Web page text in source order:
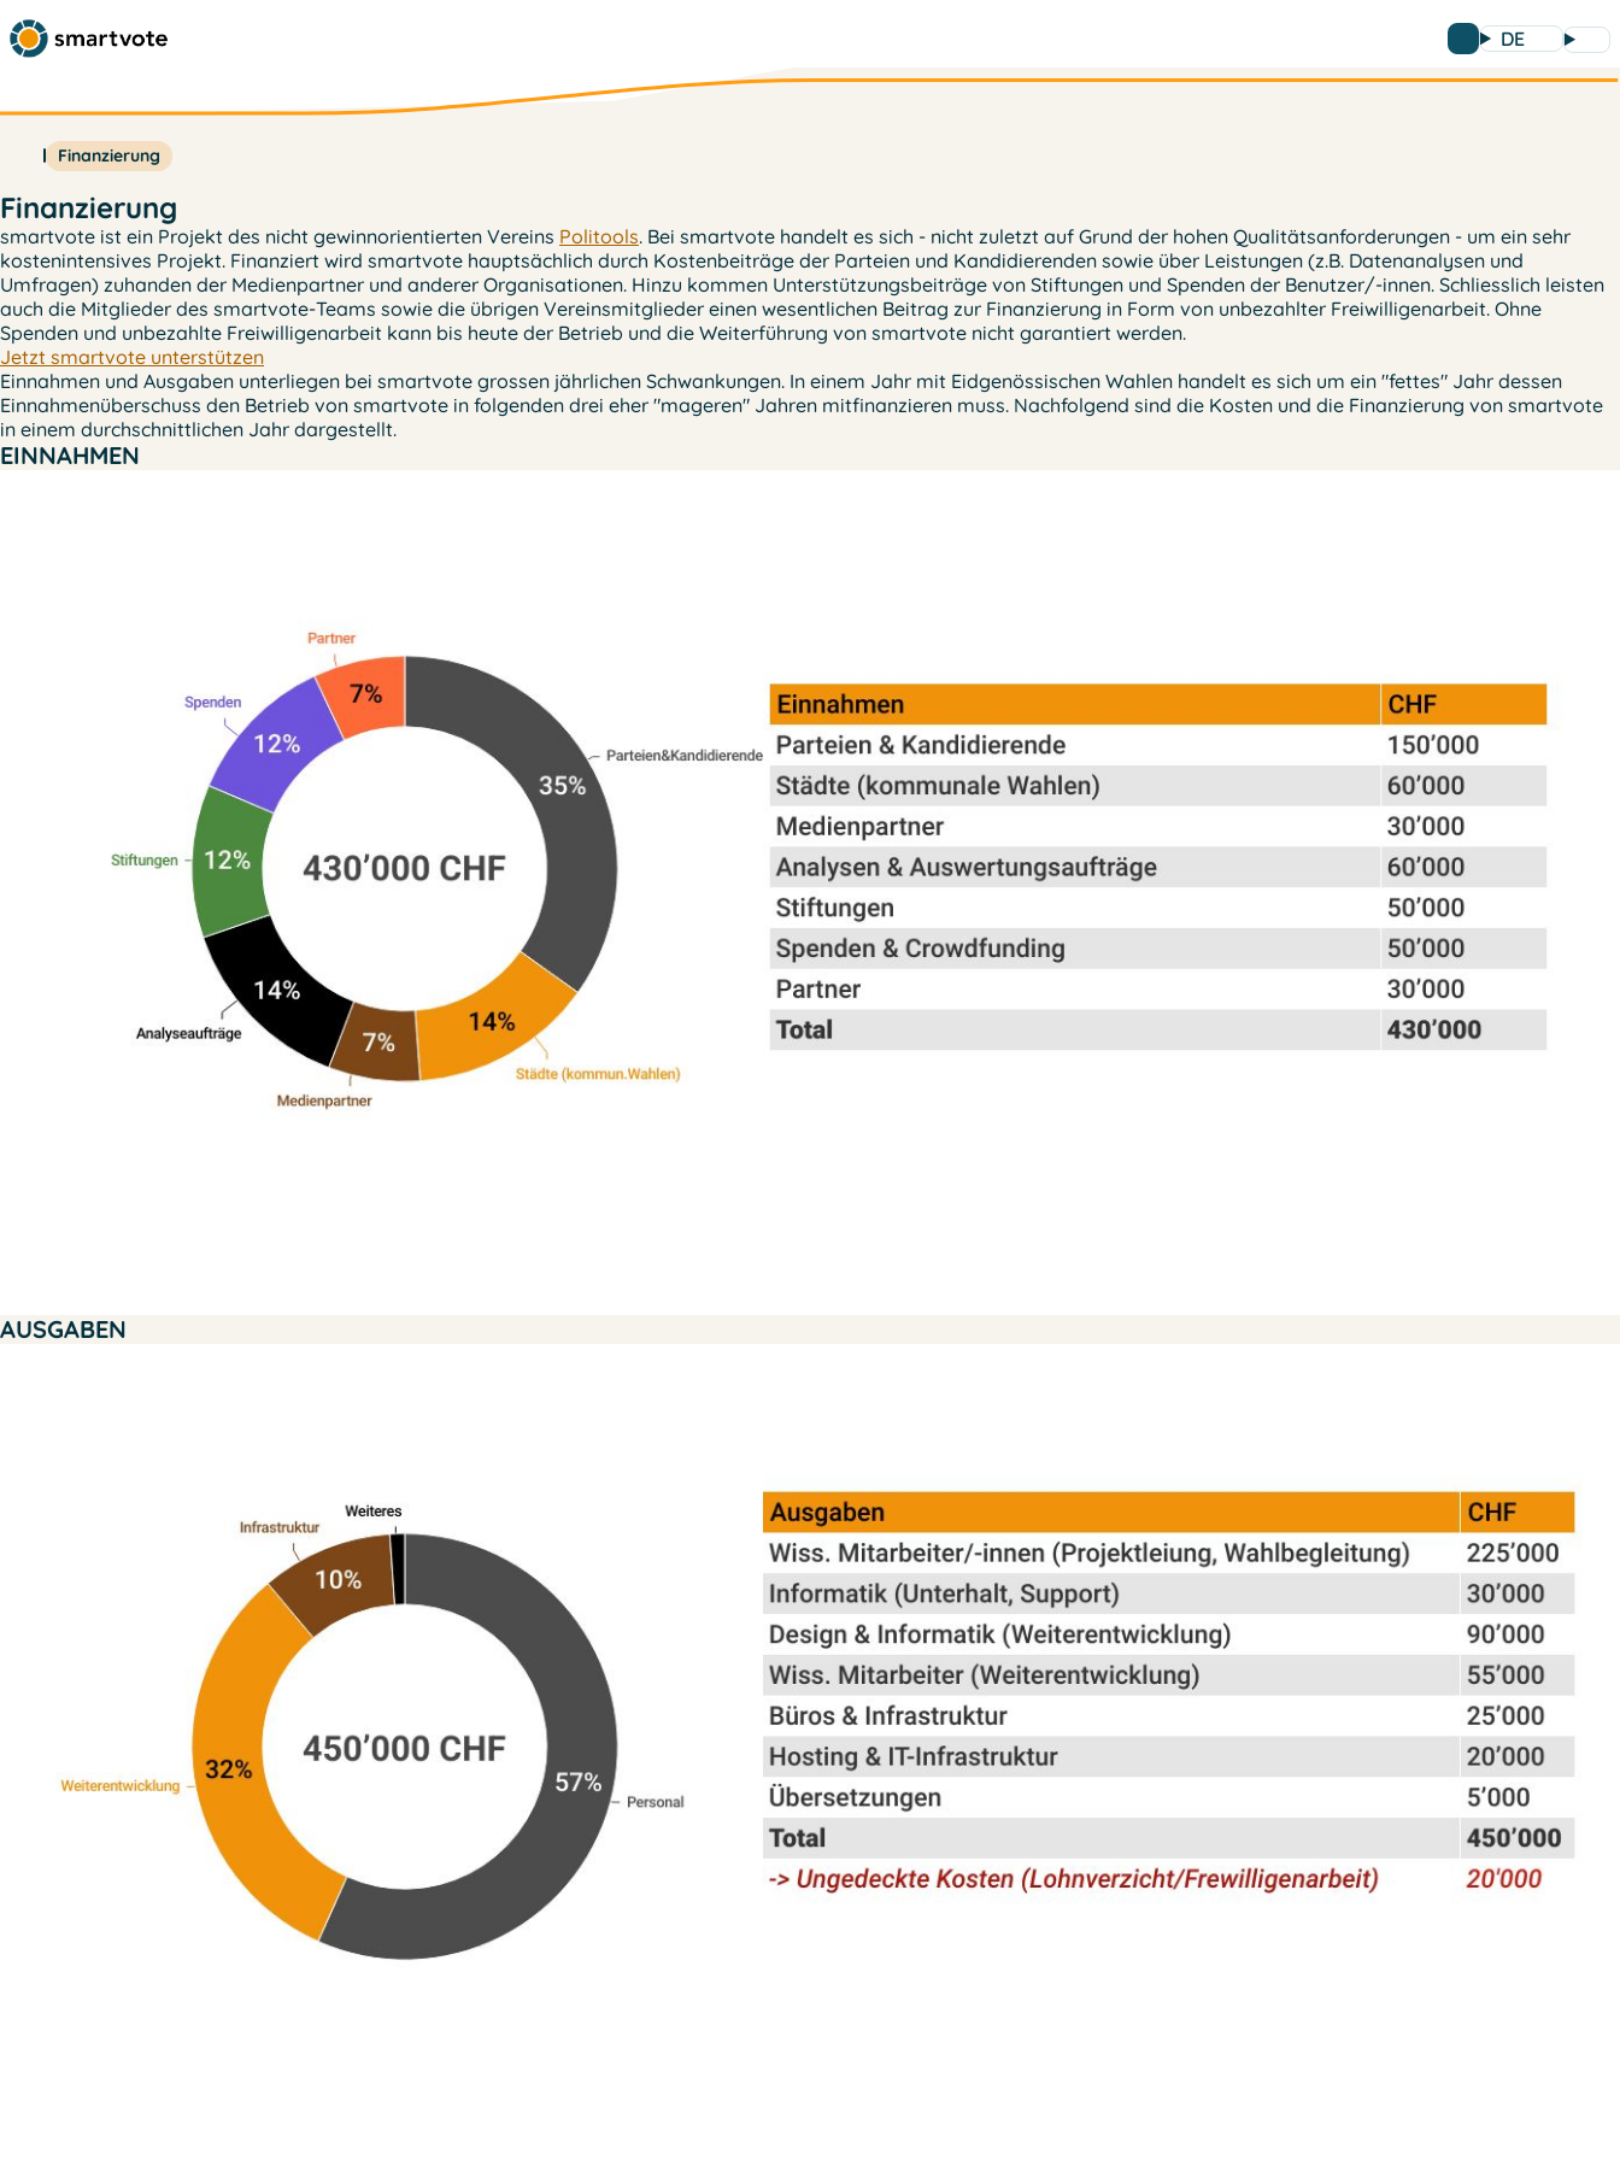
DE
Finanzierung
Finanzierung
smartvote ist ein Projekt des nicht gewinnorientierten Vereins Politools. Bei smartvote handelt es sich - nicht zuletzt auf Grund der hohen Qualitätsanforderungen - um ein sehr
kostenintensives Projekt. Finanziert wird smartvote hauptsächlich durch Kostenbeiträge der Parteien und Kandidierenden sowie über Leistungen (z.B. Datenanalysen und
Umfragen) zuhanden der Medienpartner und anderer Organisationen. Hinzu kommen Unterstützungsbeiträge von Stiftungen und Spenden der Benutzer/-innen. Schliesslich leisten
auch die Mitglieder des smartvote-Teams sowie die übrigen Vereinsmitglieder einen wesentlichen Beitrag zur Finanzierung in Form von unbezahlter Freiwilligenarbeit. Ohne
Spenden und unbezahlte Freiwilligenarbeit kann bis heute der Betrieb und die Weiterführung von smartvote nicht garantiert werden.
Jetzt smartvote unterstützen
Einnahmen und Ausgaben unterliegen bei smartvote grossen jährlichen Schwankungen. In einem Jahr mit Eidgenössischen Wahlen handelt es sich um ein "fettes" Jahr dessen
Einnahmenüberschuss den Betrieb von smartvote in folgenden drei eher "mageren" Jahren mitfinanzieren muss. Nachfolgend sind die Kosten und die Finanzierung von smartvote
in einem durchschnittlichen Jahr dargestellt.
EINNAHMEN
AUSGABEN